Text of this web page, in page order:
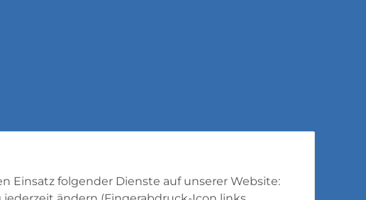
Einsatz folgender Dienste auf unserer Website: